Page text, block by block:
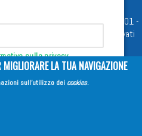
ETS © 2023 - P.I. 05398481001 -
del 23/02/98 - Tutti i diritti riservati
AVE
sulla privacy
Iscriviti
MIGLIORARE LA TUA NAVIGAZIONE
sull'utilizzo dei cookies.